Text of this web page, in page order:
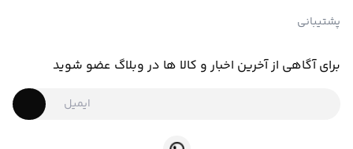
پشتیبانی
برای آگاهی از آخرین اخبار و کالا ها در وبلاگ عضو شوید